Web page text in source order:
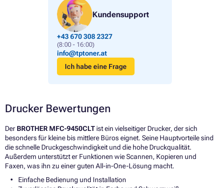
Kundensupport
+43 670 308 2327
(8:00 - 16:00)
info@tptoner.at
Ich habe eine Frage
Drucker Bewertungen
Der BROTHER MFC-9450CLTist ein vielseitiger Drucker, der sich
besonders für kleine bis mittlere Büros eignet. Seine Hauptvorteile sind
die schnelle Druckgeschwindigkeit und die hohe Druckqualität.
Außerdem unterstützt er Funktionen wie Scannen, Kopieren und
Faxen, was ihn zu einer guten All-in-One-Lösung macht.
Einfache Bedienung und Installation